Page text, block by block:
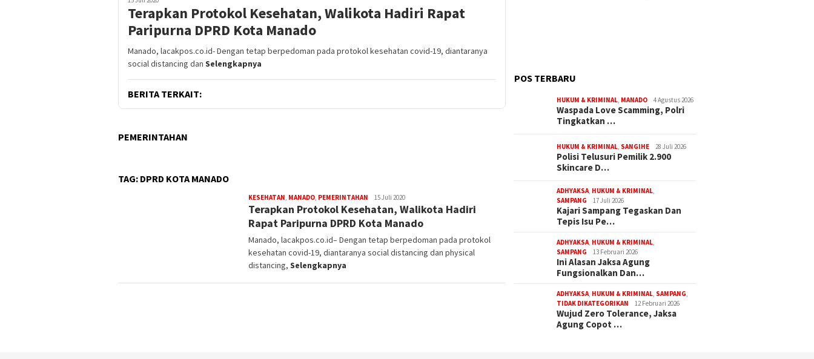
Terapkan Protokol Kesehatan, Walikota Hadiri Rapat
Paripurna DPRD Kota Manado
Manado, lacakpos.co.id- Dengan tetap berpedoman pada protokol kesehatan covid-19, diantaranya
social distancing dan Selengkapnya
BERITA TERKAIT:
PEMERINTAHAN
TAG: DPRD KOTA MANADO
KESEHATAN, MANADO, PEMERINTAHAN Editor
15 Juli 2020
Terapkan Protokol Kesehatan, Walikota Hadiri
Rapat Paripurna DPRD Kota Manado
Manado, lacakpos.co.id– Dengan tetap berpedoman pada protokol
kesehatan covid-19, diantaranya social distancing dan physical
distancing, Selengkapnya
POS TERBARU
HUKUM & KRIMINAL, MANADO 4 Agustus 2026
Waspada Love Scamming, Polri
Tingkatkan …
HUKUM & KRIMINAL, SANGIHE 28 Juli 2026
Polisi Telusuri Pemilik 2.900
Skincare D…
ADHYAKSA, HUKUM & KRIMINAL,
SAMPANG
17 Juli 2026
Kajari Sampang Tegaskan Dan
Tepis Isu Pe…
ADHYAKSA, HUKUM & KRIMINAL,
SAMPANG
13 Februari 2026
Ini Alasan Jaksa Agung
Fungsionalkan Dan…
ADHYAKSA, HUKUM & KRIMINAL, SAMPANG,
TIDAK DIKATEGORIKAN
12 Februari 2026
Wujud Zero Tolerance, Jaksa
Agung Copot …